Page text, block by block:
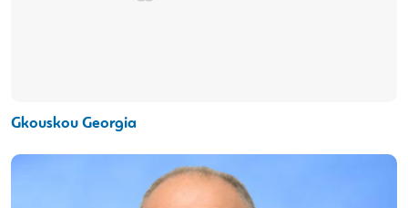
Gkouskou Georgia